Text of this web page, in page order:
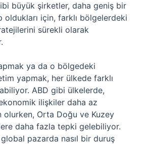
büyük şirketler, daha geniş bir
oldukları için, farklı bölgelerdeki
sürekli olarak
ya da o bölgedeki
yapmak, her ülkede farklı
ABD gibi ülkelerde,
ilişkiler daha az
olurken, Orta Doğu ve Kuzey
daha fazla tepki gelebiliyor.
global pazarda nasıl bir duruş